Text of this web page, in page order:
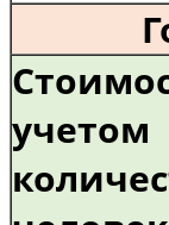
учетом